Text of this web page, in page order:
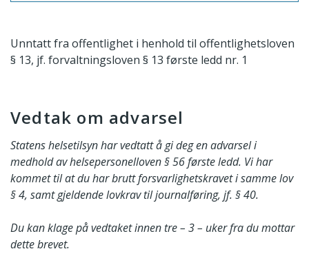
Unntatt fra offentlighet i henhold til offentlighetsloven
§ 13, jf. forvaltningsloven § 13 første ledd nr. 1
Vedtak om advarsel
Statens helsetilsyn har vedtatt å gi deg en advarsel i
medhold av helsepersonelloven § 56 første ledd. Vi har
kommet til at du har brutt forsvarlighetskravet i samme lov
§ 4, samt gjeldende lovkrav til journalføring, jf. § 40.
Du kan klage på vedtaket innen tre – 3 – uker fra du mottar
dette brevet.